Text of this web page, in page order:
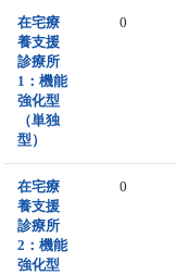
在宅療
養支援
診療所
1：機能
強化型
（単独
型）
0
在宅療
養支援
診療所
2：機能
強化型
0